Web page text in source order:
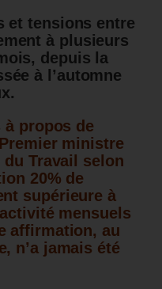
et tensions entre
à plusieurs
depuis la
à l’automne
à propos de
ministre
Travail selon
20% de
supérieure à
mensuels
affirmation, au
n’a jamais été